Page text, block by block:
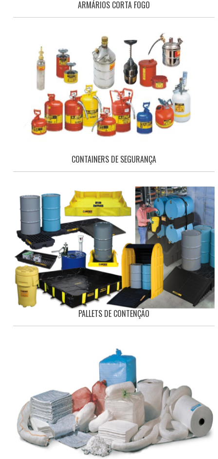
ARMÁRIOS CORTA FOGO
CONTAINERS DE SEGURANÇA
PALLETS DE CONTENÇÃO